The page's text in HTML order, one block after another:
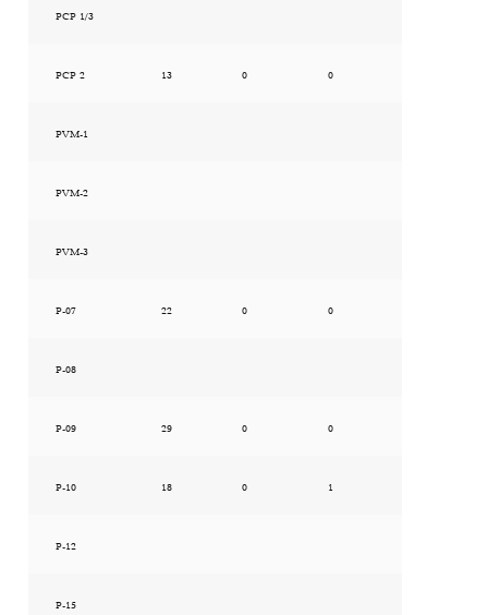
PCP 1/3
PCP 2 13 0 0
PVM-1
PVM-2
PVM-3
P-07 22 0 0
P-08
P-09 29 0 0
P-10 18 0 1
P-12
P-15